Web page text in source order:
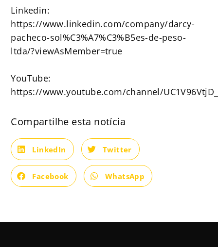
Linkedin:
https://www.linkedin.com/company/darcy-
pacheco-sol%C3%A7%C3%B5es-de-peso-
ltda/?viewAsMember=true
YouTube:
https://www.youtube.com/channel/
Compartilhe esta notícia
LinkedIn Twitter
Facebook WhatsApp